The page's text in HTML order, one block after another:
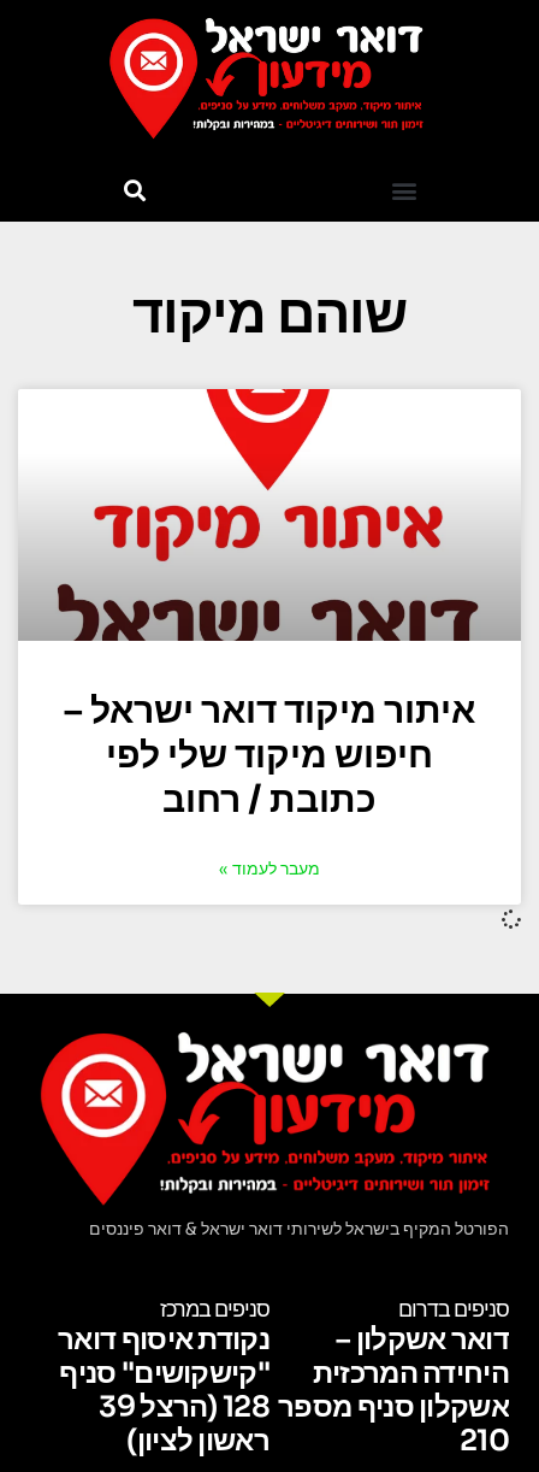
שוהם מיקוד
איתור מיקוד דואר ישראל –
חיפוש מיקוד שלי לפי
כתובת / רחוב
מעבר לעמוד »
הפורטל המקיף בישראל לשירותי דואר ישראל & דואר פיננסים
סניפים בדרום
דואר אשקלון –
היחידה המרכזית
אשקלון סניף מספר
210
סניפים במרכז
נקודת איסוף דואר
"קישקושים" סניף
128 (הרצל 39
ראשון לציון)